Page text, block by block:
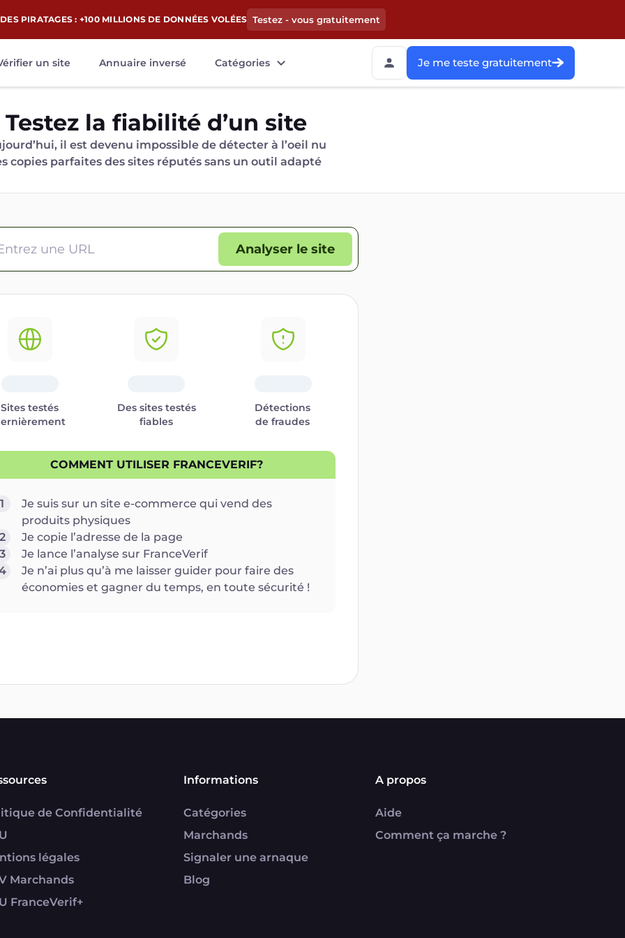
PIRATAGES : +100 MILLIONS DE DONNÉES VOLÉES Testez - vous gratuitement
un site Annuaire inversé Catégories Je me teste gratuitement
Testez la fiabilité d’un site
il est devenu impossible de détecter à l’oeil nu
copies parfaites des sites réputés sans un outil adapté
Analyser le site
Sites testés
Des sites testés
fiables
Détections
de fraudes
COMMENT UTILISER FRANCEVERIF?
1
Je suis sur un site e-commerce qui vend des
produits physiques
Je copie l’adresse de la page
Je lance l’analyse sur FranceVerif
Je n’ai plus qu’à me laisser guider pour faire des
économies et gagner du temps, en toute sécurité !
de Confidentialité
légales
Marchands
FranceVerif+
Informations
Catégories
Marchands
Signaler une arnaque
Blog
A propos
Aide
Comment ça marche ?